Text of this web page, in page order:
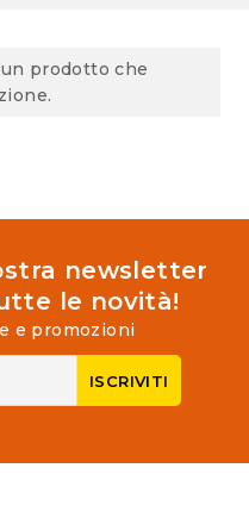
prodotto che
newsletter
le novità!
e promozioni